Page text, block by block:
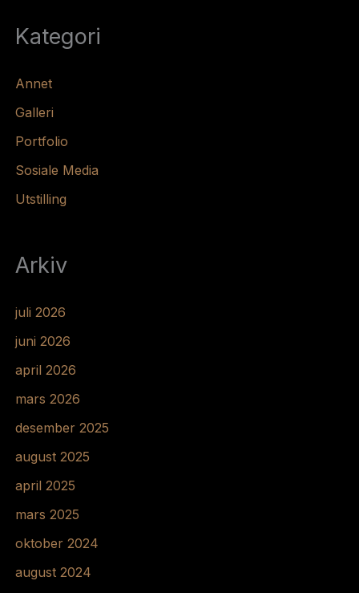
Kategori
Annet
Galleri
Portfolio
Sosiale Media
Utstilling
Arkiv
juli 2026
juni 2026
april 2026
mars 2026
desember 2025
august 2025
april 2025
mars 2025
oktober 2024
august 2024